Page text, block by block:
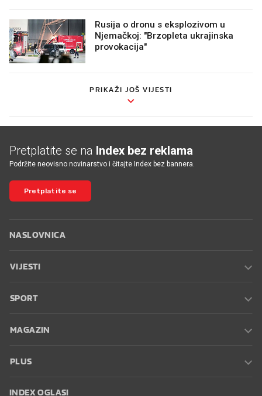
Rusija o dronu s eksplozivom u
Njemačkoj: "Brzopleta ukrajinska
provokacija"
PRIKAŽI JOŠ VIJESTI
Pretplatite se na Index bez reklama
Podržite neovisno novinarstvo i čitajte Index bez bannera.
Pretplatite se
NASLOVNICA
VIJESTI
SPORT
MAGAZIN
PLUS
INDEX OGLASI